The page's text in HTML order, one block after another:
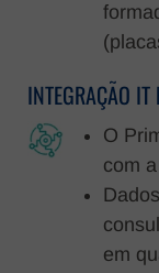
INTEGRAÇÃO IT
O
com
em